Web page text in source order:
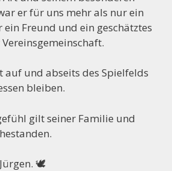
er für uns mehr als nur ein
ein Freund und ein geschätztes
auf und abseits des Spielfelds
bleiben.
gilt seiner Familie und
🕊️